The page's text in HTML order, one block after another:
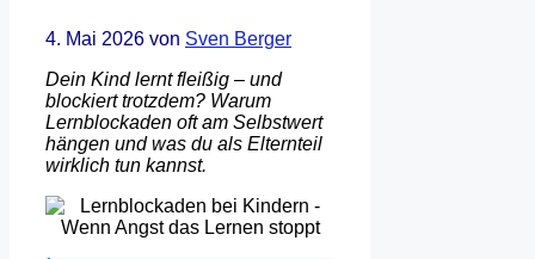
4. Mai 2026 von Sven Berger
Dein Kind lernt fleißig – und
blockiert trotzdem? Warum
Lernblockaden oft am Selbstwert
hängen und was du als Elternteil
wirklich tun kannst.